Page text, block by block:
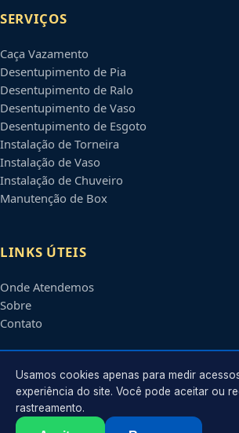
SERVIÇOS
Caça Vazamento
Desentupimento de Pia
Desentupimento de Ralo
Desentupimento de Vaso
Desentupimento de Esgoto
Instalação de Torneira
Instalação de Vaso
Instalação de Chuveiro
Manutenção de Box
LINKS ÚTEIS
Onde Atendemos
Sobre
Contato
CONTATO
Atendimento em
Usamos cookies apenas para medir
experiência do site. Você pode aceitar ou
rastreamento.